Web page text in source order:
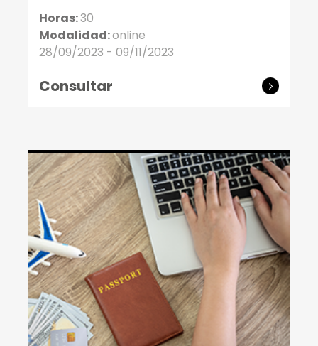
Horas:30
Modalidad:online
28/09/2023 - 09/11/2023
Consultar